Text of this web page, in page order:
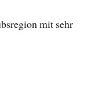
mit sehr